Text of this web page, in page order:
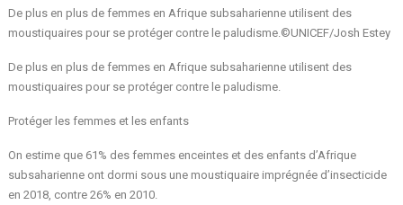
De plus en plus de femmes en Afrique subsaharienne utilisent des
moustiquaires pour se protéger contre le paludisme.©UNICEF/Josh Estey
De plus en plus de femmes en Afrique subsaharienne utilisent des
moustiquaires pour se protéger contre le paludisme.
Protéger les femmes et les enfants
On estime que 61% des femmes enceintes et des enfants d’Afrique
subsaharienne ont dormi sous une moustiquaire imprégnée d’insecticide
en 2018, contre 26% en 2010.